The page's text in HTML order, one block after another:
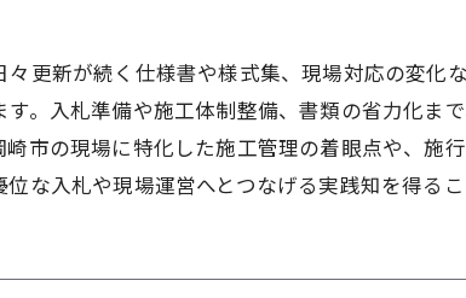
更新が続く仕様書や様式集、現場対応の変化
。入札準備や施工体制整備、書類の省力化ま
市の現場に特化した施工管理の着眼点や、施
な入札や現場運営へとつなげる実践知を得るこ